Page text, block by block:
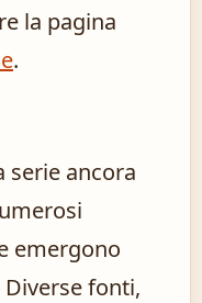
la pagina
.
serie ancora
emergono
fonti,